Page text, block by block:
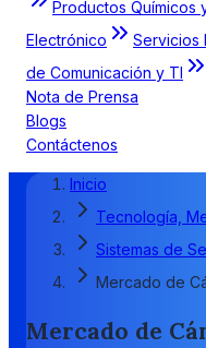
Productos Químicos
Electrónico
Servicios
de Comunicación y TI
Nota de Prensa
Blogs
Contáctenos
Inicio
Tecnología,
Sistemas de
Mercado de
Mercado de